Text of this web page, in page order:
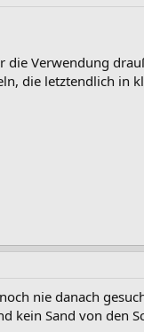
Verwendung
die letztendlich in
nie danach
kein Sand von den